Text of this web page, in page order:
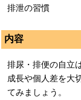
排泄の習慣
内容
排尿・排便の自立
成長や個人差を大
てみましょう。